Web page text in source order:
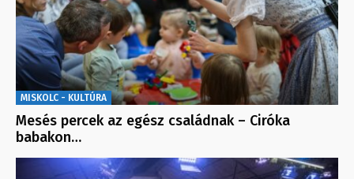
MISKOLC - KULTÚRA
Mesés percek az egész családnak – Ciróka
babakon…